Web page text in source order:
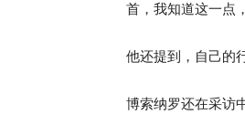
首，我知道这一点
他还提到，自己的
博索纳罗还在采访